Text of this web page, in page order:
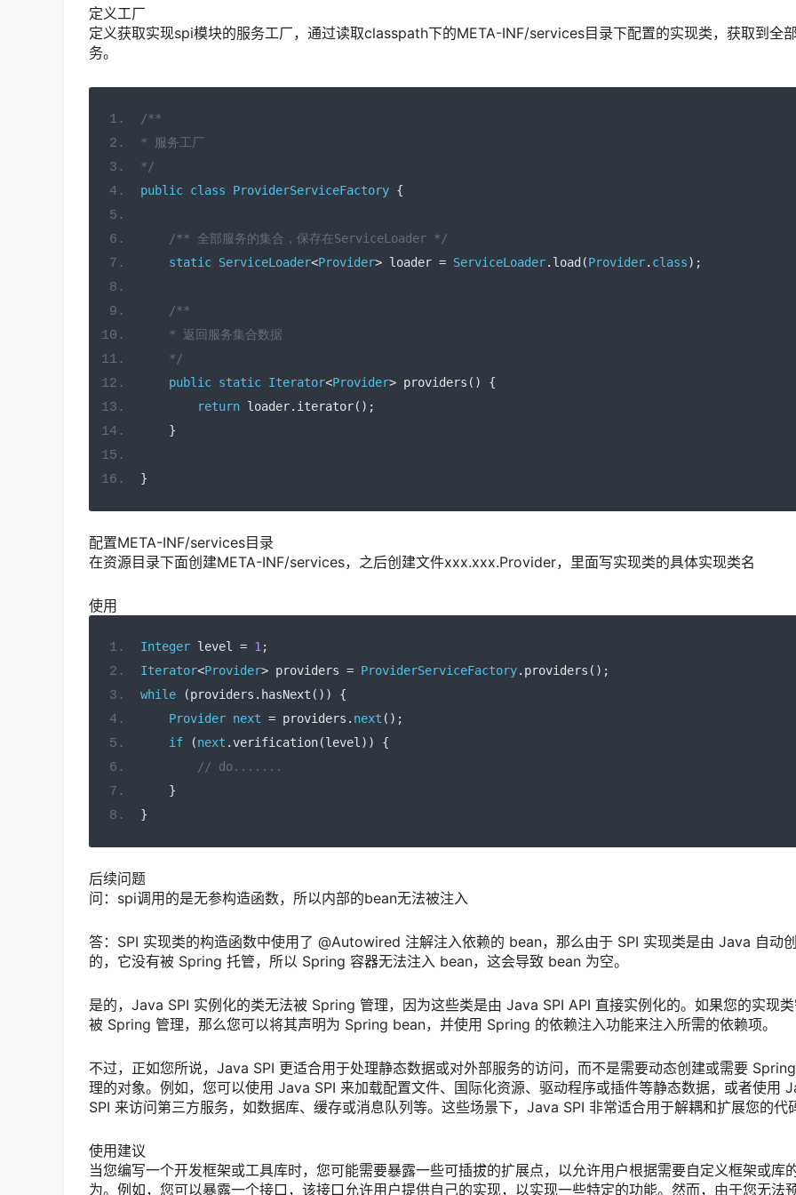
定义工厂
定义获取实现spi模块的服务工厂，通过读取classpath下的META-INF/services目录下配置的实现类，获取到全
务。
/**
* 服务工厂
*/
public class ProviderServiceFactory {
/** 全部服务的集合，保存在ServiceLoader */
static ServiceLoader<Provider> loader = ServiceLoader. load (Provider. class);
/**
    * 返回服务集合数据
    */
public static Iterator<Provider> providers ()
{
return loader. iterator();
}
}
配置META-INF/services目录
在资源目录下面创建META-INF/services，之后创建文件xxx.xxx.Provider，里面写实现类的具体实现类名
使用
Integer level = 1 ;
Iterator<Provider> providers = ProviderServiceFactory. providers ();
while
(providers . hasNext ())
{
Provider next = providers . next ();
if
(next .verification(level ))
{
// do.......
}
}
后续问题
问：spi调用的是无参构造函数，所以内部的bean无法被注入
答：SPI 实现类的构造函数中使用了 @Autowired 注解注入依赖的 bean，那么由于 SPI 实现类是由 Java 自动
的，它没有被 Spring 托管，所以 Spring 容器无法注入 bean，这会导致 bean 为空。
是的，Java SPI 实例化的类无法被 Spring 管理，因为这些类是由 Java SPI API 直接实例化的。如果您的实现
被 Spring 管理，那么您可以将其声明为 Spring bean，并使用 Spring 的依赖注入功能来注入所需的依赖项。
不过，正如您所说，Java SPI 更适合用于处理静态数据或对外部服务的访问，而不是需要动态创建或需要
理的对象。例如，您可以使用 Java SPI 来加载配置文件、国际化资源、驱动程序或插件等静态数据，或者使用
SPI 来访问第三方服务，如数据库、缓存或消息队列等。这些场景下，Java SPI 非常适合用于解耦和扩展您的代
使用建议
当您编写一个开发框架或工具库时，您可能需要暴露一些可插拔的扩展点，以允许用户根据需要自定义框架或库
为。例如，您可以暴露一个接口，该接口允许用户提供自己的实现，以实现一些特定的功能。然而，由于您无法